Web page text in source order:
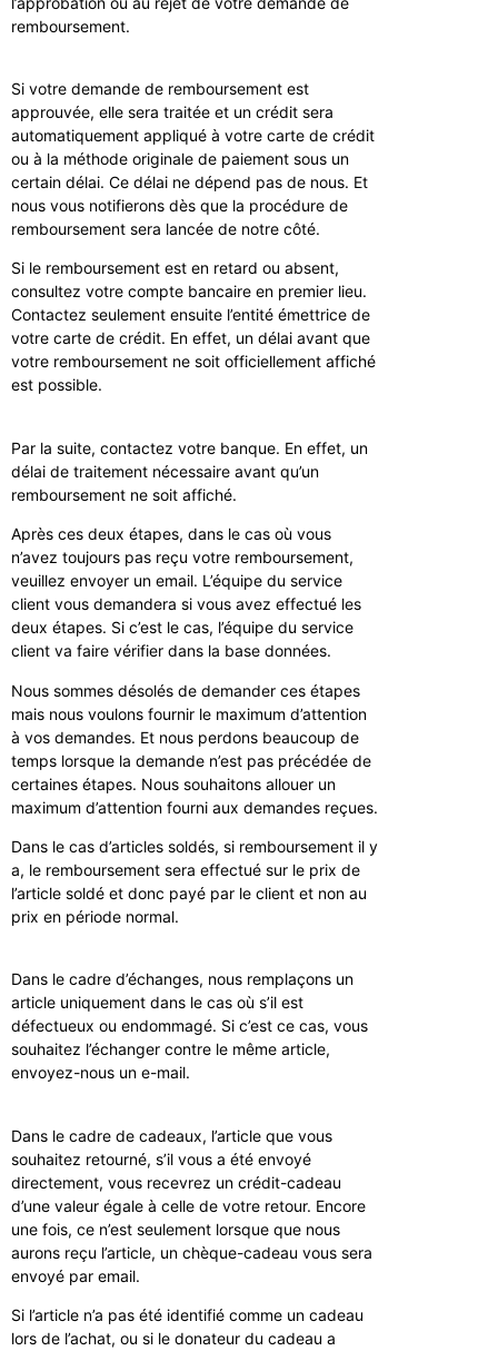
remboursement.
Si votre demande de remboursement est
approuvée, elle sera traitée et un crédit sera
automatiquement appliqué à votre carte de crédit
ou à la méthode originale de paiement sous un
certain délai. Ce délai ne dépend pas de nous. Et
nous vous notifierons dès que la procédure de
remboursement sera lancée de notre côté.
Si le remboursement est en retard ou absent,
consultez votre compte bancaire en premier lieu.
Contactez seulement ensuite l’entité émettrice de
votre carte de crédit. En effet, un délai avant que
votre remboursement ne soit officiellement affiché
est possible.
Par la suite, contactez votre banque. En effet, un
délai de traitement nécessaire avant qu’un
remboursement ne soit affiché.
Après ces deux étapes, dans le cas où vous
n’avez toujours pas reçu votre remboursement,
veuillez envoyer un email. L’équipe du service
client vous demandera si vous avez effectué les
deux étapes. Si c’est le cas, l’équipe du service
client va faire vérifier dans la base données.
Nous sommes désolés de demander ces étapes
mais nous voulons fournir le maximum d’attention
à vos demandes. Et nous perdons beaucoup de
temps lorsque la demande n’est pas précédée de
certaines étapes. Nous souhaitons allouer un
maximum d’attention fourni aux demandes reçues.
Dans le cas d’articles soldés, si remboursement il y
a, le remboursement sera effectué sur le prix de
l’article soldé et donc payé par le client et non au
prix en période normal.
Dans le cadre d’échanges, nous remplaçons un
article uniquement dans le cas où s’il est
défectueux ou endommagé. Si c’est ce cas, vous
souhaitez l’échanger contre le même article,
envoyez-nous un e-mail.
Dans le cadre de cadeaux, l’article que vous
souhaitez retourné, s’il vous a été envoyé
directement, vous recevrez un crédit-cadeau
d’une valeur égale à celle de votre retour. Encore
une fois, ce n’est seulement lorsque que nous
aurons reçu l’article, un chèque-cadeau vous sera
envoyé par email.
Si l’article n’a pas été identifié comme un cadeau
lors de l’achat, ou si le donateur du cadeau a